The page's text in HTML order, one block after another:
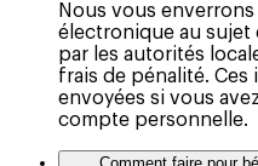
Nous vous
électronique au sujet
par les autorités
frais de pénalité.
envoyées si vous
compte personnelle.